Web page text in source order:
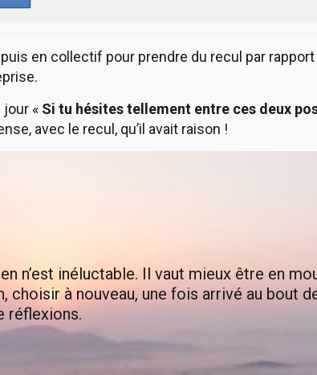
en collectif pour prendre du recul par
jour « Si tu hésites tellement entre ces deux
avec le recul, qu’il avait raison !
n’est inéluctable. Il vaut mieux être en
choisir à nouveau, une fois arrivé au bout
réflexions.